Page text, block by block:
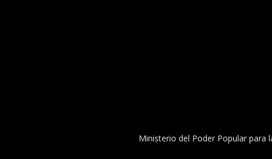
Ministerio del Poder Popular para